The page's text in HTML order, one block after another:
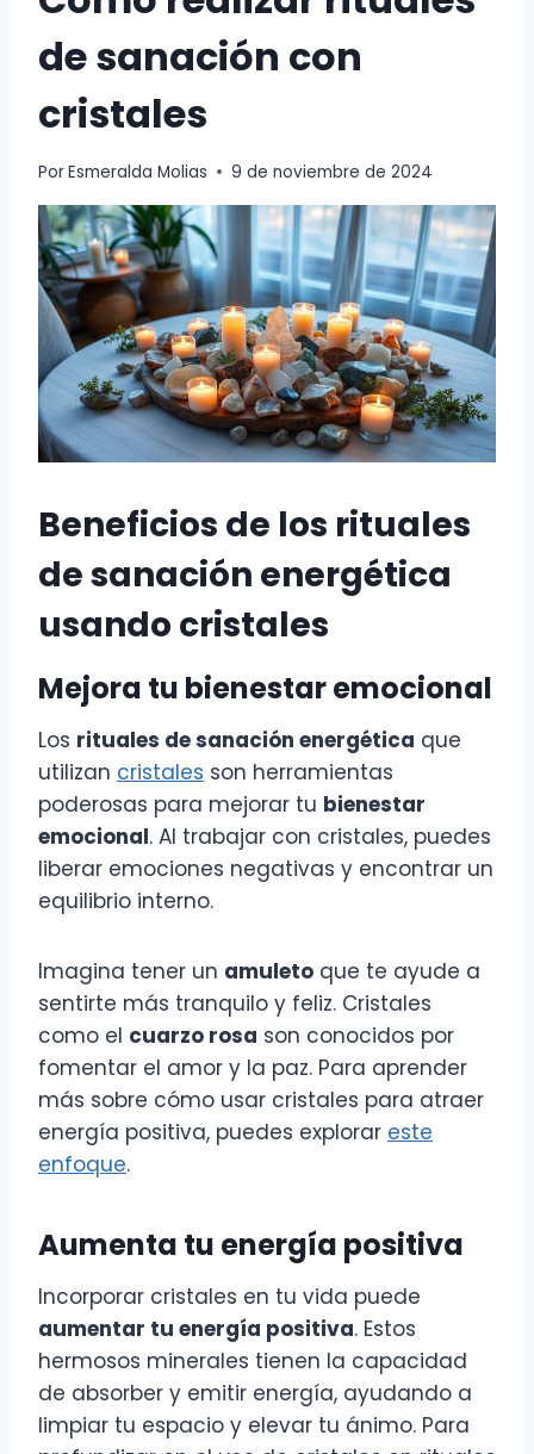
de sanación con
cristales
PorEsmeralda Molias 9 de noviembre de 2024
Beneficios de los rituales
de sanación energética
usando cristales
Mejora tu bienestar emocional
Los rituales de sanación energética que
utilizan cristales son herramientas
poderosas para mejorar tu bienestar
emocional. Al trabajar con cristales, puedes
liberar emociones negativas y encontrar un
equilibrio interno.
Imagina tener un amuleto que te ayude a
sentirte más tranquilo y feliz. Cristales
como el cuarzo rosa son conocidos por
fomentar el amor y la paz. Para aprender
más sobre cómo usar cristales para atraer
energía positiva, puedes explorar este
enfoque.
Aumenta tu energía positiva
Incorporar cristales en tu vida puede
aumentar tu energía positiva. Estos
hermosos minerales tienen la capacidad
de absorber y emitir energía, ayudando a
limpiar tu espacio y elevar tu ánimo. Para